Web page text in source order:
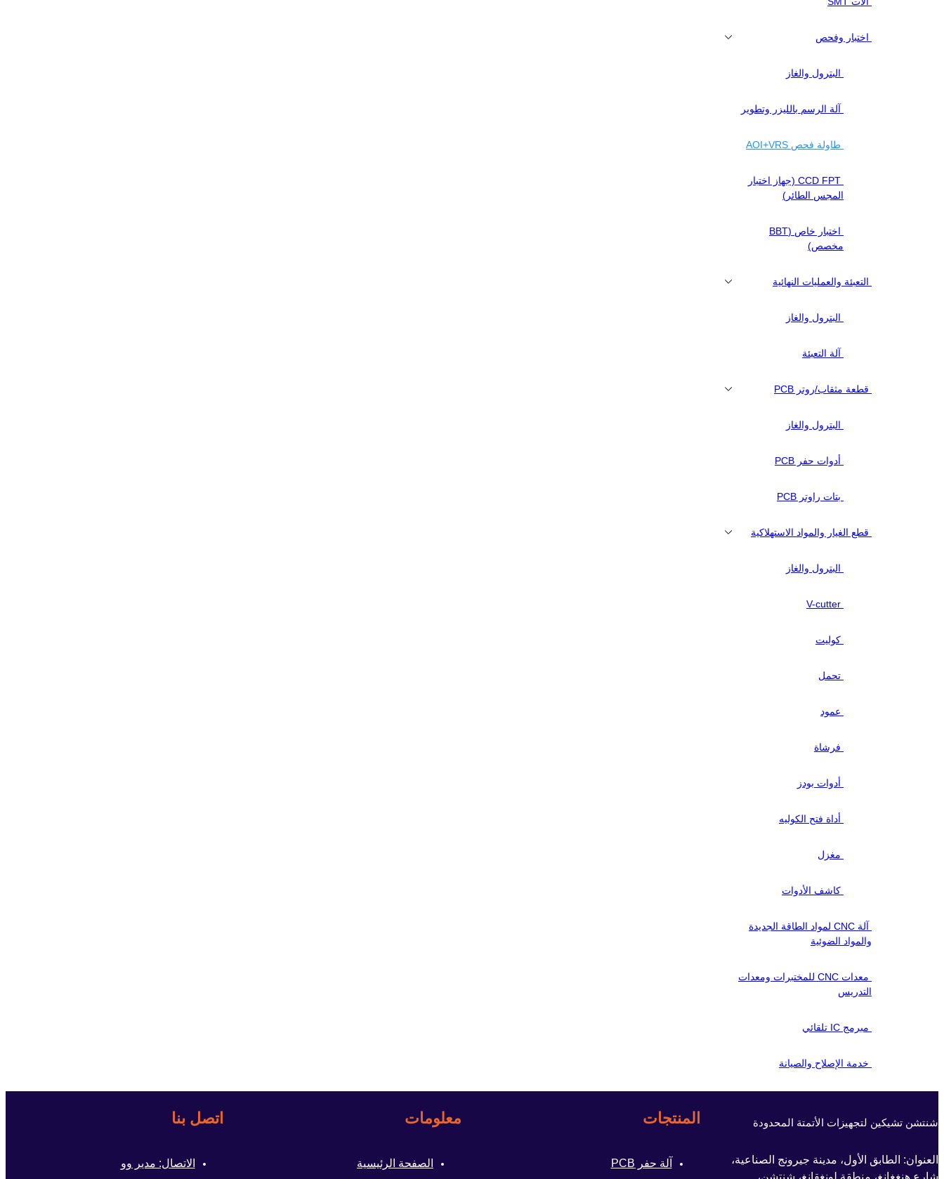
اختبار وفحص
البترول والغاز
آلة الرسم بالليزر وتطوير
طاولة فحص AOI+VRS
CCD FPT (جهاز اختبار
المجس الطائر)
اختبار خاص (BBT
مخصص)
التعبئة والعمليات النهائية
البترول والغاز
آلة التعبئة
قطعة مثقاب/روتر PCB
البترول والغاز
أدوات حفر PCB
بتات راوتر PCB
قطع الغيار والمواد الاستهلاكية
البترول والغاز
V-cutter
كوليت
تحمل
عمود
فرشاة
أدوات بودز
أداة فتح الكوليه
مغزل
كاشف الأدوات
آلة CNC لمواد الطاقة الجديدة
والمواد الضوئية
معدات CNC للمختبرات ومعدات
التدريس
مبرمج IC تلقائي
خدمة الإصلاح والصيانة
شنتشن تشيكين لتجهيزات الأتمتة المحدودة
العنوان: الطابق الأول، مدينة جيرونج الصناعية،
شارع هنغغانغ، منطقة لونغقانغ، شنتشن،
المنتجات
آلة حفر PCB
معلومات
الصفحة الرئيسية
اتصل بنا
الاتصال: مدير وو